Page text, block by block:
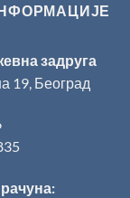
задруга
19, Београд
рачуна: